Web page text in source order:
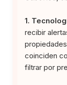
1.
recibir
coinciden
filtrar por